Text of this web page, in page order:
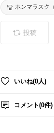
道・沖縄・離島
象】
ホンマラスク
投稿
いいね(0人)
コメント(0件)